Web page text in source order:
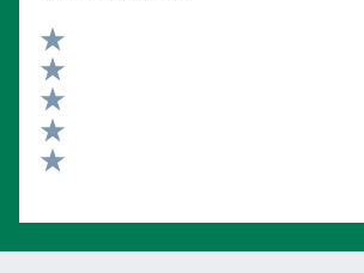
Valuta 5 stelle su 5
Valuta 4 stelle su 5
Valuta 3 stelle su 5
Valuta 2 stelle su 5